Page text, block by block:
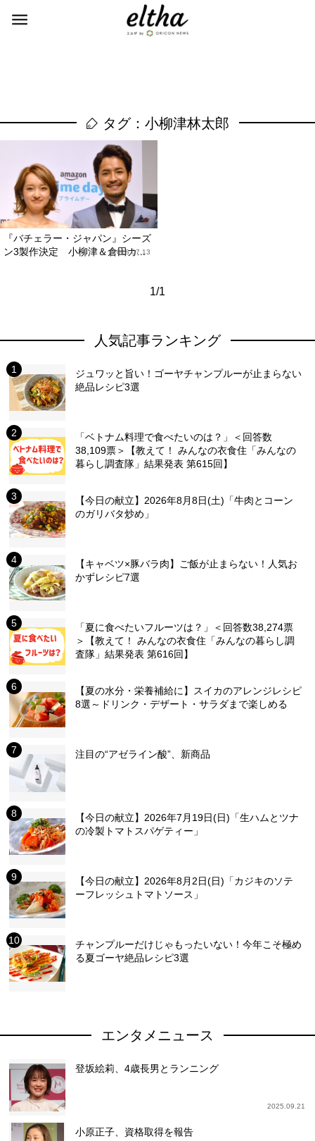
タグ：小柳津林太郎
『バチェラー・ジャパン』シーズ
ン3製作決定 小柳津＆倉田カ...
2018.07.13
1/1
人気記事ランキング
ジュワッと旨い！ゴーヤチャンプルーが止まらない
絶品レシピ3選
「ベトナム料理で食べたいのは？」＜回答数
38,109票＞【教えて！ みんなの衣食住「みんなの
暮らし調査隊」結果発表 第615回】
【今日の献立】2026年8月8日(土)「牛肉とコーン
のガリバタ炒め」
【キャベツ×豚バラ肉】ご飯が止まらない！人気お
かずレシピ7選
「夏に食べたいフルーツは？」＜回答数38,274票
＞【教えて！ みんなの衣食住「みんなの暮らし調
査隊」結果発表 第616回】
【夏の水分・栄養補給に】スイカのアレンジレシピ
8選～ドリンク・デザート・サラダまで楽しめる
注目の“アゼライン酸”、新商品
【今日の献立】2026年7月19日(日)「生ハムとツナ
の冷製トマトスパゲティー」
【今日の献立】2026年8月2日(日)「カジキのソテ
ーフレッシュトマトソース」
チャンプルーだけじゃもったいない！今年こそ極め
る夏ゴーヤ絶品レシピ3選
エンタメニュース
登坂絵莉、4歳長男とランニング
2025.09.21
小原正子、資格取得を報告